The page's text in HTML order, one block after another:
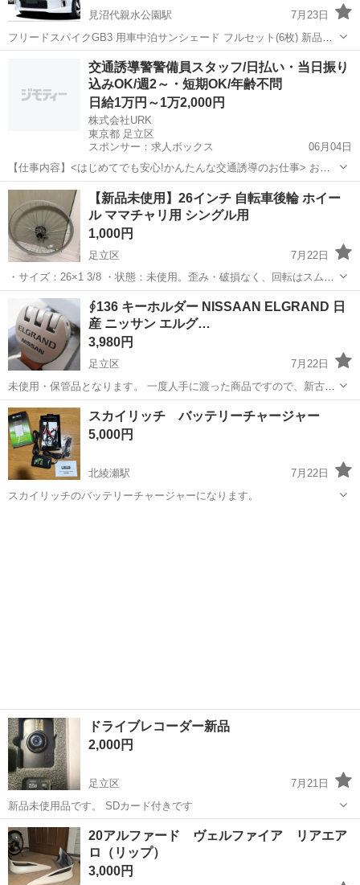
見沼代親水公園駅
7月23日
フリードスパイクGB3 用車中泊サンシェード フルセット(6枚) 新品が
高いのでいかがですか？ https://amzn.asia/d/0gkvd3eK
見沼代親水公園駅 アクセサリー
交通誘導警警備員スタッフ/日払い・当日振り
込みOK/週2～・短期OK/年齢不問
日給1万円～1万2,000円
株式会社URK
東京都 足立区
スポンサー：求人ボックス
06月04日
【仕事内容】<はじめてでも安心!かんたんな交通誘導のお仕事> お願
いするのは、住宅街の工事現場で車や人を安全に誘導するお仕事で
す。 工事現場といっても、住宅街が多いので、交通量は少なめで落ち
着いた環境。 しかも、複雑な片側交互通行...
アルバイト・パート
【新品未使用】26インチ 自転車後輪 ホイー
ル ママチャリ用 シングル用
1,000円
足立区
7月22日
・サイズ：26×1 3/8 ・状態：未使用。歪み・破損なく、回転はスムー
ズです。 ・対応：一般的な自転車向け。変速機付き・電動自転車には
対応しません。 ・受け渡し：足立区栗原・西新井周辺で手渡し。日時
はご相談ください。 ・元...
足立区 タイヤ、ホイール
∮136 キーホルダー NISSAAN ELGRAND 日
産 ニッサン エルグ…
3,980円
足立区
7月22日
未使用・保管品となります。 一度人手に渡った商品ですので、新古品
となります。 保管に伴う、擦れ・傷・汚れ・等・ある場合が御座いま
す。 元箱は梱包材としてお考え下さい。 商品状態の詳細は掲載の写真
にて確...
東京 足立区 アクセサリー キーホルダー
スカイリッチ バッテリーチャージャー
5,000円
北綾瀬駅
7月22日
スカイリッチのバッテリーチャージャーになります。
ドライブレコーダー新品
2,000円
足立区
7月21日
新品未使用品です。 SDカード付きです
東京 足立区 新品
20アルファード ヴェルファイア リアエア
ロ（リップ）
3,000円